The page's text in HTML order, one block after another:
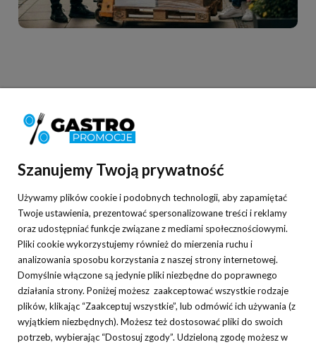
Moje konto
Płatności i dostawa
Nasza hurtownia gastronomiczna specjalizuje się w sprzedaży
różnorodnych sprzętów gastronomicznych oraz niezbędnych w każdym
Szanujemy Twoją prywatność
Używamy plików cookie i podobnych technologii, aby zapamiętać
Twoje ustawienia, prezentować spersonalizowane treści i reklamy
oraz udostępniać funkcje związane z mediami społecznościowymi.
Pliki cookie wykorzystujemy również do mierzenia ruchu i
analizowania sposobu korzystania z naszej strony internetowej.
Domyślnie włączone są jedynie pliki niezbędne do poprawnego
działania strony. Poniżej możesz zaakceptować wszystkie rodzaje
plików, klikając “Zaakceptuj wszystkie”, lub odmówić ich używania (z
wyjątkiem niezbędnych). Możesz też dostosować pliki do swoich
potrzeb, wybierając “Dostosuj zgody”. Udzieloną zgodę możesz w